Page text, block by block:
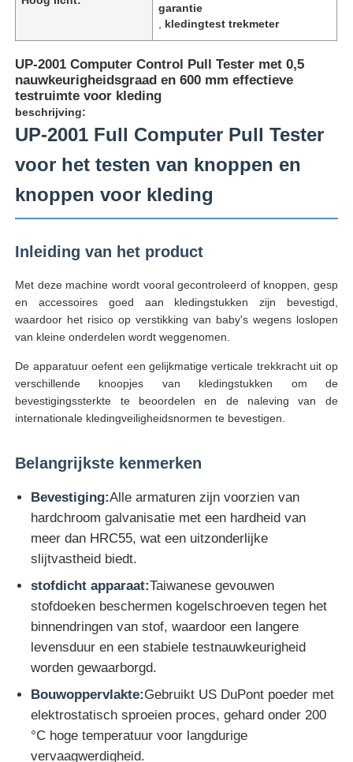
Thuis
Over ons
Fabrieksreis
Kwaliteitscontrole
Contacteer ons
Vraag een offerte aan
Laboratorium het Testen Materiaal
Milieutestkamer
Universele testmachine
garantie
kledingtest trekmeter
UP-2001 Computer Control Pull Tester met 0,5
nauwkeurigheidsgraad en 600 mm effectieve
testruimte voor kleding
beschrijving:
UP-2001 Full Computer Pull Tester
voor het testen van knoppen en
knoppen voor kleding
Inleiding van het product
Met deze machine wordt vooral gecontroleerd of knoppen, gesp
en accessoires goed aan kledingstukken zijn bevestigd,
waardoor het risico op verstikking van baby's wegens loslopen
van kleine onderdelen wordt weggenomen.
De apparatuur oefent een gelijkmatige verticale trekkracht uit op
verschillende knoopjes van kledingstukken om de
bevestigingssterkte te beoordelen en de naleving van de
internationale kledingveiligheidsnormen te bevestigen.
Belangrijkste kenmerken
Bevestiging:Alle armaturen zijn voorzien van
hardchroom galvanisatie met een hardheid van
meer dan HRC55, wat een uitzonderlijke
slijtvastheid biedt.
stofdicht apparaat:Taiwanese gevouwen
stofdoeken beschermen kogelschroeven tegen het
binnendringen van stof, waardoor een langere
levensduur en een stabiele testnauwkeurigheid
worden gewaarborgd.
Bouwoppervlakte:Gebruikt US DuPont poeder met
elektrostatisch sproeien proces, gehard onder 200
°C hoge temperatuur voor langdurige
vervaagwerdigheid.